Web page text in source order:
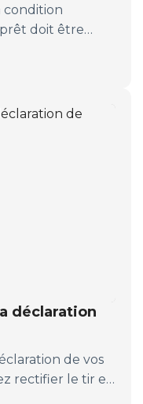
condition
doit être
acquéreur a été
demandé à sa
la
déclaration
de vos
rectifier le tir en
en ligne